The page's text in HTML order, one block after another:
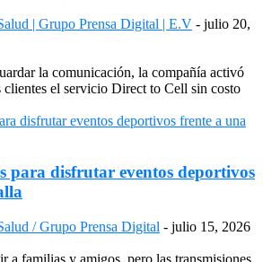
| Grupo Prensa Digital | E.V - julio 20,
la comunicación, la compañía activó
clientes el servicio Direct to Cell sin costo
para disfrutar eventos deportivos
/ Grupo Prensa Digital - julio 15, 2026
a familias y amigos, pero las transmisiones